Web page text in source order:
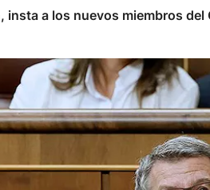
a los nuevos miembros